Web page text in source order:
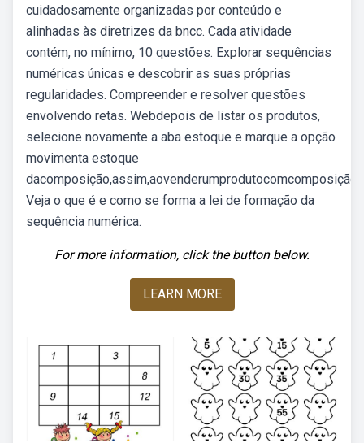
cuidadosamente organizadas por conteúdo e
alinhadas às diretrizes da bncc. Cada atividade
contém, no mínimo, 10 questões. Explorar sequências
numéricas únicas e descobrir as suas próprias
regularidades. Compreender e resolver questões
envolvendo retas. Webdepois de listar os produtos,
selecione novamente a aba estoque e marque a opção
movimenta estoque
Veja o que é e como se forma a lei de formação da
sequência numérica.
For more information, click the button below.
LEARN MORE